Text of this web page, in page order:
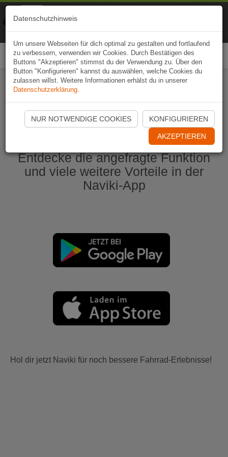
Naviki App jetzt öffnen
Entdecke die angefragte Funktion
und viele weitere Vorteile in der
Naviki-App
Hol dir jetzt Naviki für noch bessere Fahrrad-Erlebnisse!
Datenschutzhinweis
Um unsere Webseiten für dich optimal zu gestalten und fortlaufend
zu verbessern, verwenden wir Cookies. Durch Bestätigen des
Buttons "Akzeptieren" stimmst du der Verwendung zu. Über den
Button "Konfigurieren" kannst du auswählen, welche Cookies du
zulassen willst. Weitere Informationen erhälst du in unserer
Datenschutzerklärung.
NUR NOTWENDIGE COOKIES KONFIGURIEREN
AKZEPTIEREN
Naviki